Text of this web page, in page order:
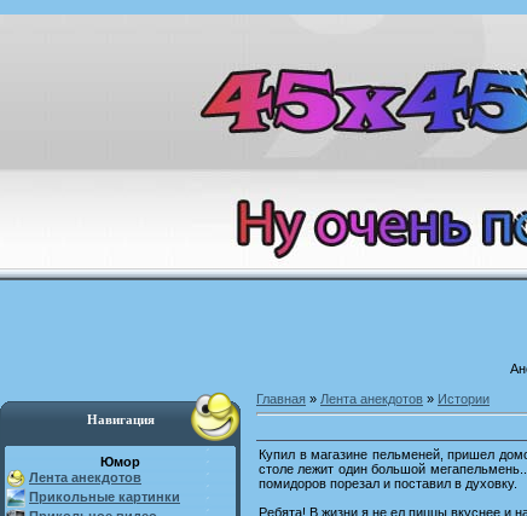
Навигация
Юмор
Лента анекдотов
Прикольные картинки
Главная » Лента анекдотов » Истории
Купил в магазине пельменей, пришел
столе лежит один большой
помидоров порезал и поставил в духовку.
Ребята! В жизни я не ел пиццы вкуснее и